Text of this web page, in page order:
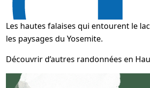
Les hautes falaises qui entourent le
les paysages du Yosemite.
Découvrir d’autres randonnées en